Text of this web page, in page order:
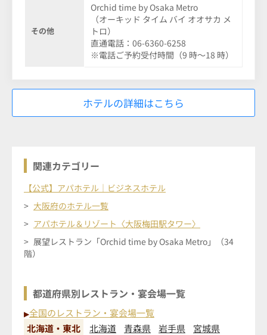
その他
Orchid time by Osaka Metro
（オーキッド タイム バイ オオサカ メ
トロ）
直通電話：06-6360-6258
※電話ご予約受付時間（9 時～18 時）
ホテルの詳細はこちら
関連カテゴリー
【公式】アパホテル｜ビジネスホテル
大阪府のホテル一覧
アパホテル＆リゾート〈大阪梅田駅タワー〉
展望レストラン「Orchid time by Osaka Metro」（34
階）
都道府県別レストラン・宴会場一覧
▶全国のレストラン・宴会場一覧
北海道・東北
北海道 青森県 岩手県
宮城県